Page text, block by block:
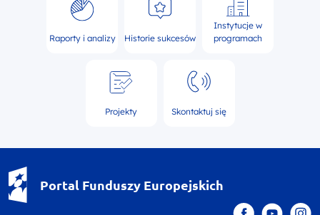
Raporty i analizy Historie sukcesów
Instytucje w
programach
Projekty Skontaktuj się
Portal Funduszy Europejskich